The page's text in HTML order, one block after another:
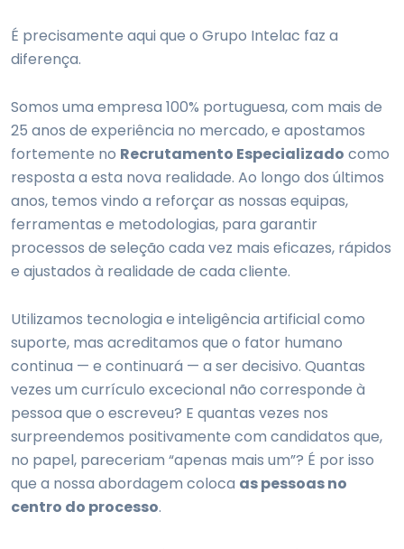
É precisamente aqui que o Grupo Intelac faz a
diferença.
Somos uma empresa 100% portuguesa, com mais de
25 anos de experiência no mercado, e apostamos
fortemente no Recrutamento Especializado como
resposta a esta nova realidade. Ao longo dos últimos
anos, temos vindo a reforçar as nossas equipas,
ferramentas e metodologias, para garantir
processos de seleção cada vez mais eficazes, rápidos
e ajustados à realidade de cada cliente.
Utilizamos tecnologia e inteligência artificial como
suporte, mas acreditamos que o fator humano
continua — e continuará — a ser decisivo. Quantas
vezes um currículo excecional não corresponde à
pessoa que o escreveu? E quantas vezes nos
surpreendemos positivamente com candidatos que,
no papel, pareceriam “apenas mais um”? É por isso
que a nossa abordagem coloca as pessoas no
centro do processo.